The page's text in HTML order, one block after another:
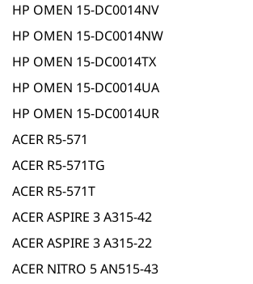
HP OMEN 15-DC0014NV
HP OMEN 15-DC0014NW
HP OMEN 15-DC0014TX
HP OMEN 15-DC0014UA
HP OMEN 15-DC0014UR
ACER R5-571
ACER R5-571TG
ACER R5-571T
ACER ASPIRE 3 A315-42
ACER ASPIRE 3 A315-22
ACER NITRO 5 AN515-43